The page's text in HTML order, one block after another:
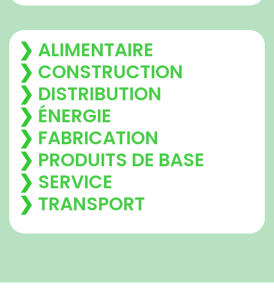
❯ ALIMENTAIRE
❯ CONSTRUCTION
❯ DISTRIBUTION
❯ ÉNERGIE
❯ FABRICATION
❯ PRODUITS DE BASE
❯ SERVICE
❯ TRANSPORT